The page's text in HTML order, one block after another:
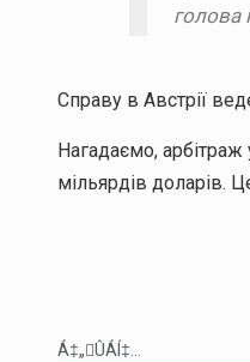
голова
Справу в Австрії
Нагадаємо, арбітраж
мільярдів доларів.
Á‡„ÛÁÍ‡...